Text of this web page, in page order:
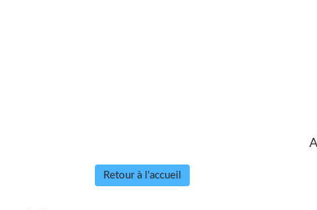
Retour à l'accueil